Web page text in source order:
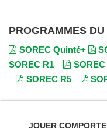
PROGRAMMES
SOREC Quinté+
SOREC R1
SOREC
SOREC R5
JOUER